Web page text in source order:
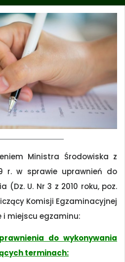
Ministra Środowiska z
r. w sprawie uprawnień do
(Dz. U. Nr 3 z 2010 roku, poz.
Komisji Egzaminacyjnej
miejscu egzaminu:
do wykonywania
terminach: